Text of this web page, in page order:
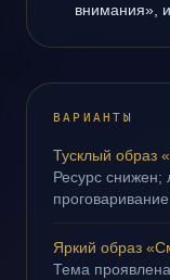
внимания»,
ВАРИАНТЫ
Тусклый образ
Ресурс снижен;
проговаривание
Яркий образ
Тема